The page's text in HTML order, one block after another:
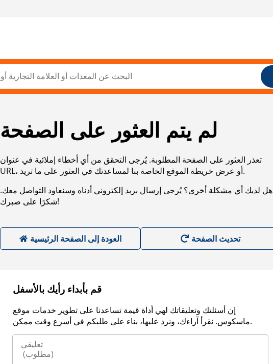
لم يتم العثور على الصفحة
تعذر العثور على الصفحة المطلوبة. يُرجى التحقق من أي أخطاء إملائية في عنوان
URL، أو عرض خريطة الموقع الخاصة بنا لمساعدتك في العثور على ما تريد.
هل لديك أي مشكلة أخرى؟ يُرجى إرسال بريد إلكتروني أدناه وسنعاود التواصل معك.
شكرًا على صبرك!
العودة إلى الصفحة الرئيسية
قم بأبداء رأيك بالأسفل
إن أسئلتك وتعليقاتك لهي أداة قيمة تساعدنا على تطوير خدمات موقع
ماسكوس. نقرأ آراءك، ونرد عليها، بناء على طلبكم في أسرع وقت ممكن.